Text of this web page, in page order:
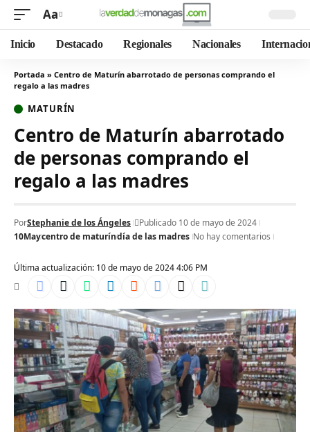
Aa
Inicio Destacado Regionales Nacionales
Portada » Centro de Maturín abarrotado de personas comprando el
regalo a las madres
MATURÍN
Centro de Maturín abarrotado
de personas comprando el
regalo a las madres
Última actualización: 10 de mayo de 2024 4:06 PM
PorStephanie de los Ángeles
Publicado 10 de mayo de 2024
10Maycentro de maturíndía de las madres No hay comentarios